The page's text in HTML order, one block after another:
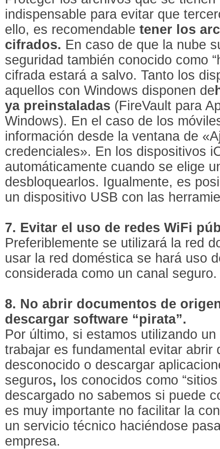
indispensable para evitar que
ello, es recomendable tener los
cifrados. En caso de que la nube
seguridad también conocido como
cifrada estará a salvo. Tanto los
aquellos con Windows disponen de
ya preinstaladas (FireVault para
Windows). En el caso de los
información desde la ventana de
credenciales». En los dispositivos
automáticamente cuando se elige
desbloquearlos. Igualmente, es
un dispositivo USB con las
7. Evitar el uso de redes WiFi
Preferiblemente se utilizará la red
usar la red doméstica se hará uso
considerada como un canal seguro.
8. No abrir documentos de
descargar software “pirata”.
Por último, si estamos utilizando
trabajar es fundamental evitar abrir
desconocido o descargar
seguros, los conocidos como
descargado no sabemos si puede
es muy importante no facilitar la
un servicio técnico haciéndose
empresa.